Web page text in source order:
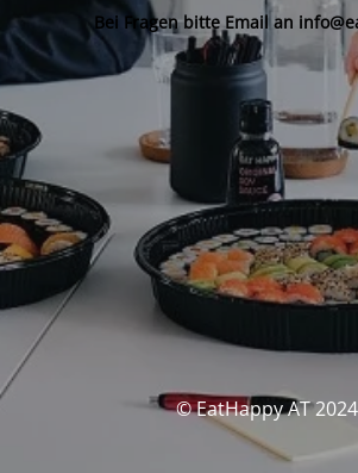
Bei Fragen bitte Email an
© EatHappy AT 2024